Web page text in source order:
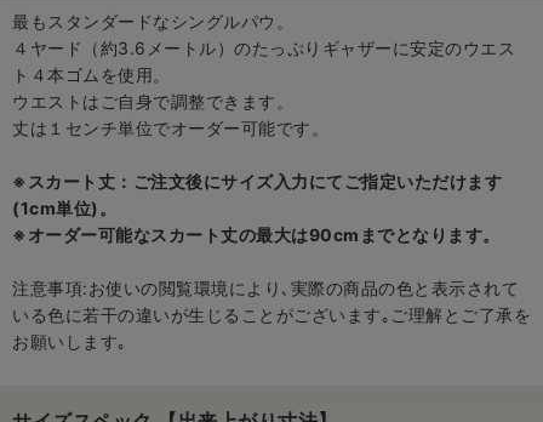
最もスタンダードなシングルパウ。
４ヤード（約3.6メートル）のたっぷりギャザーに安定のウエス
ト４本ゴムを使用。
ウエストはご自身で調整できます。
丈は１センチ単位でオーダー可能です。
※スカート丈：ご注文後にサイズ入力にてご指定いただけます
(1cm単位)。
※オーダー可能なスカート丈の最大は90cmまでとなります。
注意事項:お使いの閲覧環境により､実際の商品の色と表示されて
いる色に若干の違いが生じることがございます｡ご理解とご了承を
お願いします｡